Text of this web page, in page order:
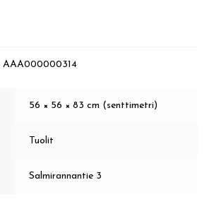
AAA000000314
56 × 56 × 83 cm (senttimetri)
Tuolit
Salmirannantie 3